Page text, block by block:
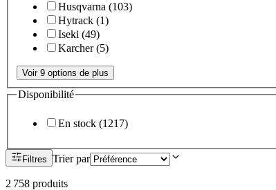
Husqvarna (103)
Hytrack (1)
Iseki (49)
Karcher(5)
Voir 9 options de plus
Disponibilité
En stock (1217)
Filtres Trier par
2 758 produits